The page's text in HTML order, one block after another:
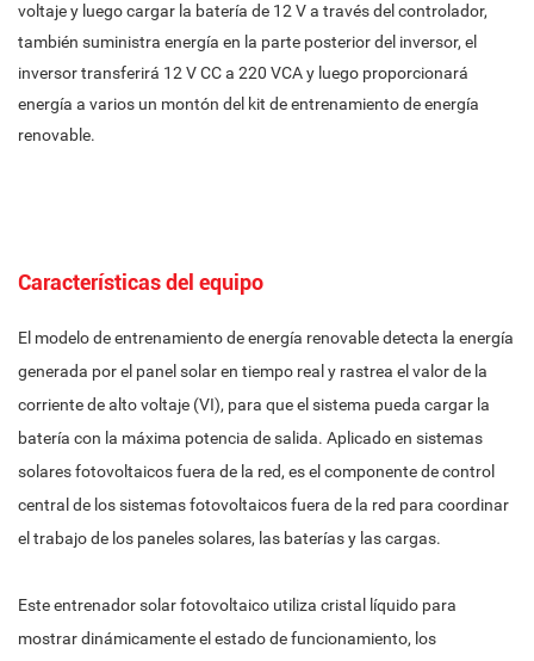
voltaje y luego cargar la batería de 12 V a través del controlador,
también suministra energía en la parte posterior del inversor, el
inversor transferirá 12 V CC a 220 VCA y luego proporcionará
energía a varios un montón del kit de entrenamiento de energía
renovable.
Características del equipo
El modelo de entrenamiento de energía renovable detecta la energía
generada por el panel solar en tiempo real y rastrea el valor de la
corriente de alto voltaje (VI), para que el sistema pueda cargar la
batería con la máxima potencia de salida. Aplicado en sistemas
solares fotovoltaicos fuera de la red, es el componente de control
central de los sistemas fotovoltaicos fuera de la red para coordinar
el trabajo de los paneles solares, las baterías y las cargas.
Este entrenador solar fotovoltaico utiliza cristal líquido para
mostrar dinámicamente el estado de funcionamiento, los